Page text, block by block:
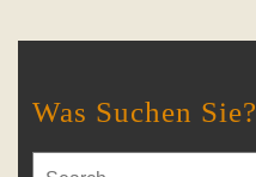
Was Suchen Sie?